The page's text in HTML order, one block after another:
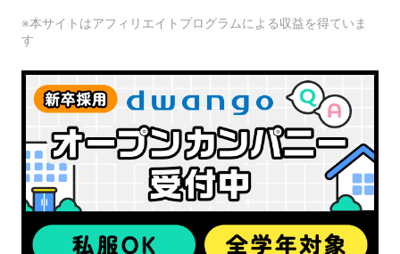
※本サイトはアフィリエイトプログラムによる収益を得ていま
す